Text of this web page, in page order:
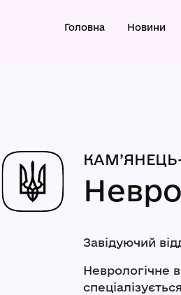
Головна Новини
Завідуючий
Неврологічне